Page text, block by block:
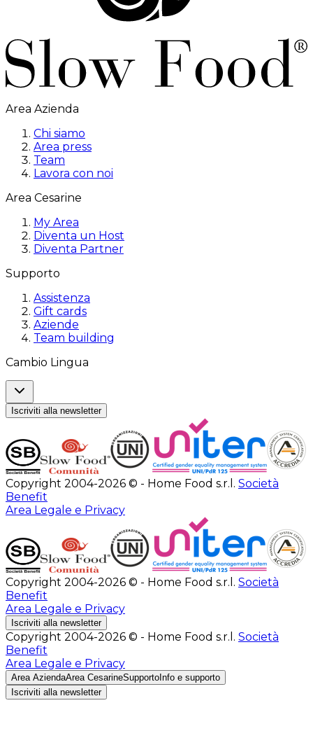
Area Azienda
Chi siamo
Area press
Team
Lavora con noi
Area Cesarine
My Area
Diventa un Host
Diventa Partner
Supporto
Assistenza
Gift cards
Aziende
Team building
Cambio Lingua
Iscriviti alla newsletter
Copyright 2004-2026 © - Home Food s.r.l. Società
Benefit
Area Legale e Privacy
Copyright 2004-2026 © - Home Food s.r.l. Società
Benefit
Area Legale e Privacy
Iscriviti alla newsletter
Copyright 2004-2026 © - Home Food s.r.l. Società
Benefit
Area Legale e Privacy
Area AziendaArea CesarineSupporto Info e supporto
Iscriviti alla newsletter